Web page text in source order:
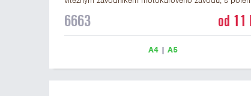
Motokárový diplom 6663 máme ve formátu A4 a A5.
6663 od 11
A4 |A5